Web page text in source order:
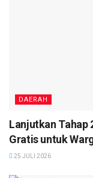
DAERAH
Lanjutkan Tahap
Gratis untuk
25 JULI 2026